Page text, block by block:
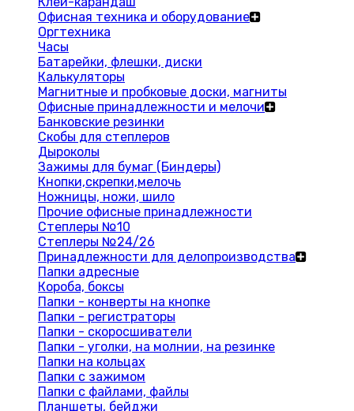
Офисная техника и оборудование
Оргтехника
Часы
Батарейки, флешки, диски
Калькуляторы
Магнитные и пробковые доски, магниты
Офисные принадлежности и мелочи
Банковские резинки
Скобы для степлеров
Дыроколы
Зажимы для бумаг (Биндеры)
Кнопки,скрепки,мелочь
Ножницы, ножи, шило
Прочие офисные принадлежности
Степлеры №10
Степлеры №24/26
Принадлежности для делопроизводства
Папки адресные
Короба, боксы
Папки - конверты на кнопке
Папки - регистраторы
Папки - скоросшиватели
Папки - уголки, на молнии, на резинке
Папки на кольцах
Папки с зажимом
Папки с файлами, файлы
Планшеты, бейджи